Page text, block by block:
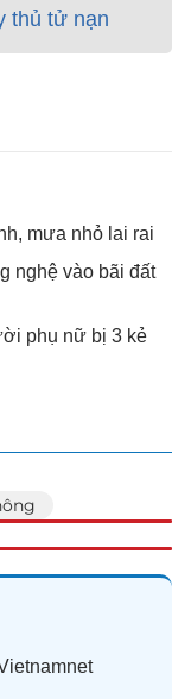
thủ tử nạn
mưa nhỏ lai rai
nghệ vào bãi đất
phụ nữ bị 3 kẻ